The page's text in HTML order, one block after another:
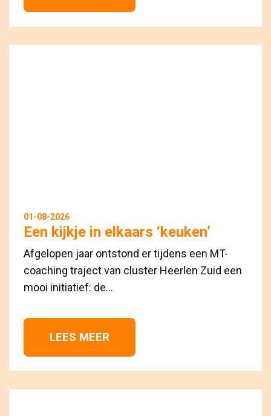
01-08-2026
Een kijkje in elkaars ‘keuken’
Afgelopen jaar ontstond er tijdens een MT-
coaching traject van cluster Heerlen Zuid een
mooi initiatief: de...
LEES MEER